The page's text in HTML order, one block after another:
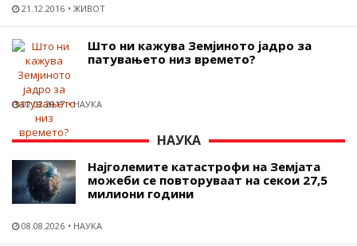
21.12.2016 ЖИВОТ
Што ни кажува Земјиното јадро за
патувањето низ времето?
02.02.2017 НАУКА
НАУКА
Најголемите катастрофи на Земјата
можеби се повторуваат на секои 27,5
милиони години
08.08.2026 НАУКА